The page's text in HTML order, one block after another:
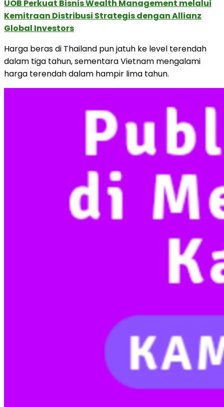
UOB Perkuat Bisnis Wealth Management melalui
Kemitraan Distribusi Strategis dengan Allianz
Global Investors
Harga beras di Thailand pun jatuh ke level terendah
dalam tiga tahun, sementara Vietnam mengalami
harga terendah dalam hampir lima tahun.